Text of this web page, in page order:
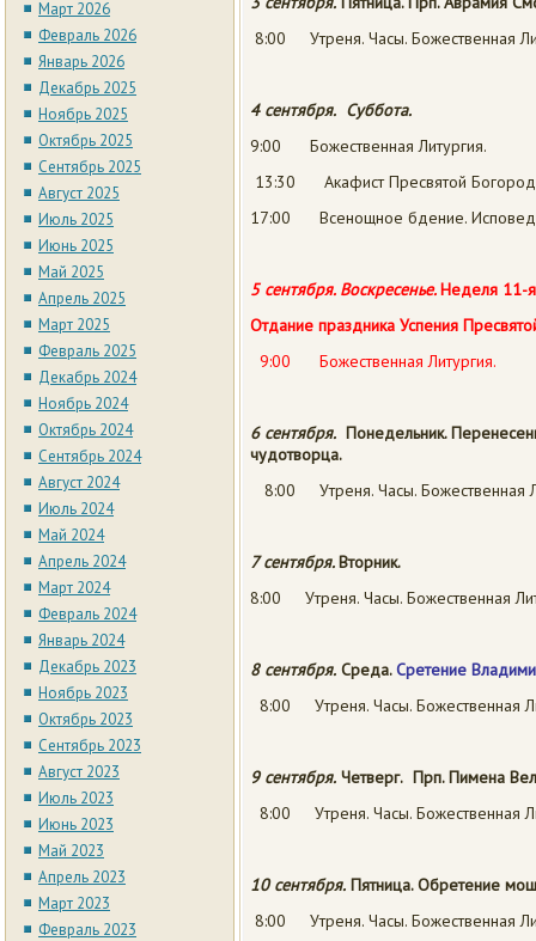
Март 2026
Февраль 2026
Январь 2026
Декабрь 2025
Ноябрь 2025
Октябрь 2025
Сентябрь 2025
Август 2025
Июль 2025
Июнь 2025
Май 2025
Апрель 2025
Март 2025
Февраль 2025
Декабрь 2024
Ноябрь 2024
Октябрь 2024
Сентябрь 2024
Август 2024
Июль 2024
Май 2024
Апрель 2024
Март 2024
Февраль 2024
Январь 2024
Декабрь 2023
Ноябрь 2023
Октябрь 2023
Сентябрь 2023
Август 2023
Июль 2023
Июнь 2023
Май 2023
Апрель 2023
Март 2023
Февраль 2023
8:00 Утреня. Часы. Божественная
4 сентября. Суббота.
9:00 Божественная Литургия.
13:30 Акафист Пресвятой
17:00 Всенощное бдение.
5 сентября. Воскресенье. Неделя 11-
Отдание праздника Успения
9:00 Божественная Литургия.
6 сентября. Понедельник.
чудотворца.
8:00 Утреня. Часы. Божественная
7 сентября. Вторник.
8:00 Утреня. Часы. Божественная
8 сентября. Среда. Сретение
8:00 Утреня. Часы. Божественная
9 сентября. Четверг. Прп. Пимена
8:00 Утреня. Часы. Божественная
10 сентября. Пятница.Обретение
8:00 Утреня. Часы. Божественная